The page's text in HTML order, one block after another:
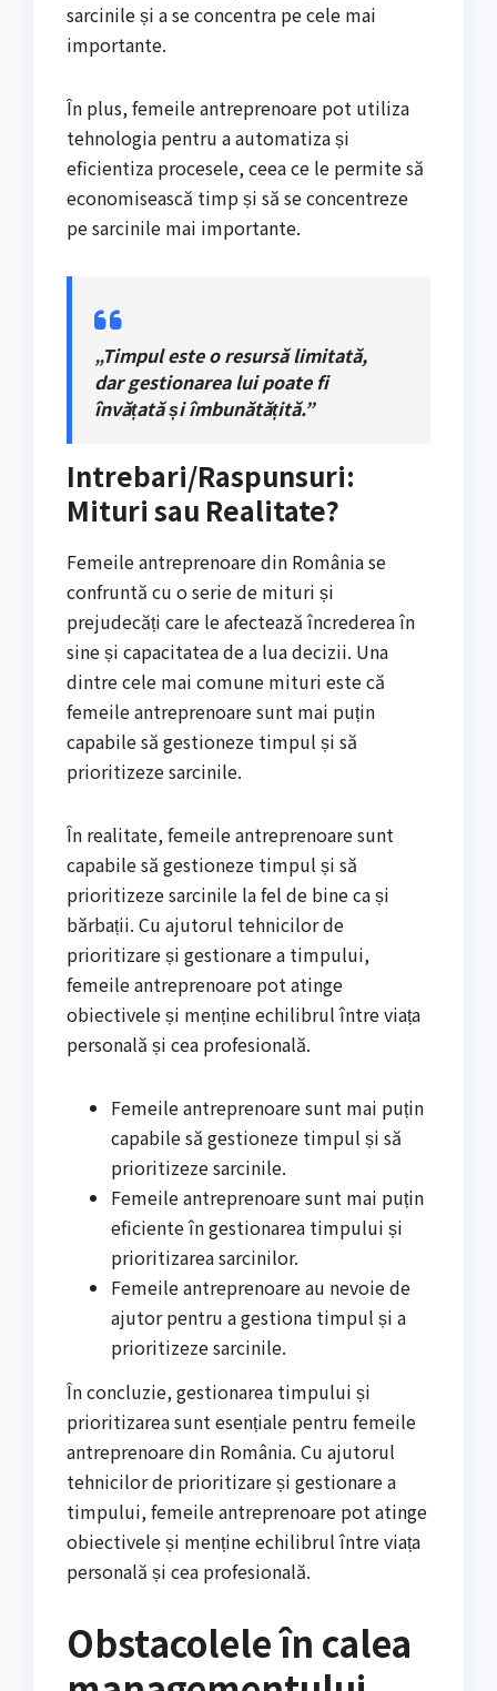
sarcinile și a se concentra pe cele mai
importante.
În plus, femeile antreprenoare pot utiliza
tehnologia pentru a automatiza și
eficientiza procesele, ceea ce le permite să
economisească timp și să se concentreze
pe sarcinile mai importante.
„Timpul este o resursă limitată,
dar gestionarea lui poate fi
învățată și îmbunătățită.”
Intrebari/Raspunsuri:
Mituri sau Realitate?
Femeile antreprenoare din România se
confruntă cu o serie de mituri și
prejudecăți care le afectează încrederea în
sine și capacitatea de a lua decizii. Una
dintre cele mai comune mituri este că
femeile antreprenoare sunt mai puțin
capabile să gestioneze timpul și să
prioritizeze sarcinile.
În realitate, femeile antreprenoare sunt
capabile să gestioneze timpul și să
prioritizeze sarcinile la fel de bine ca și
bărbații. Cu ajutorul tehnicilor de
prioritizare și gestionare a timpului,
femeile antreprenoare pot atinge
obiectivele și menține echilibrul între viața
personală și cea profesională.
Femeile antreprenoare sunt mai puțin
capabile să gestioneze timpul și să
prioritizeze sarcinile.
Femeile antreprenoare sunt mai puțin
eficiente în gestionarea timpului și
prioritizarea sarcinilor.
Femeile antreprenoare au nevoie de
ajutor pentru a gestiona timpul și a
prioritizeze sarcinile.
În concluzie, gestionarea timpului și
prioritizarea sunt esențiale pentru femeile
antreprenoare din România. Cu ajutorul
tehnicilor de prioritizare și gestionare a
timpului, femeile antreprenoare pot atinge
obiectivele și menține echilibrul între viața
personală și cea profesională.
Obstacolele în calea